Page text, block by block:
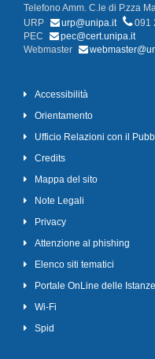
Telefono Amm. C.le di P.zza
URP
urp@unipa.it
091
PEC
pec@cert.unipa.it
Webmaster
Accessibilità
Orientamento
Ufficio Relazioni con il
Credits
Mappa del sito
Note Legali
Privacy
Attenzione al phishing
Elenco siti tematici
Portale OnLine delle Istanze
Wi-Fi
Spid